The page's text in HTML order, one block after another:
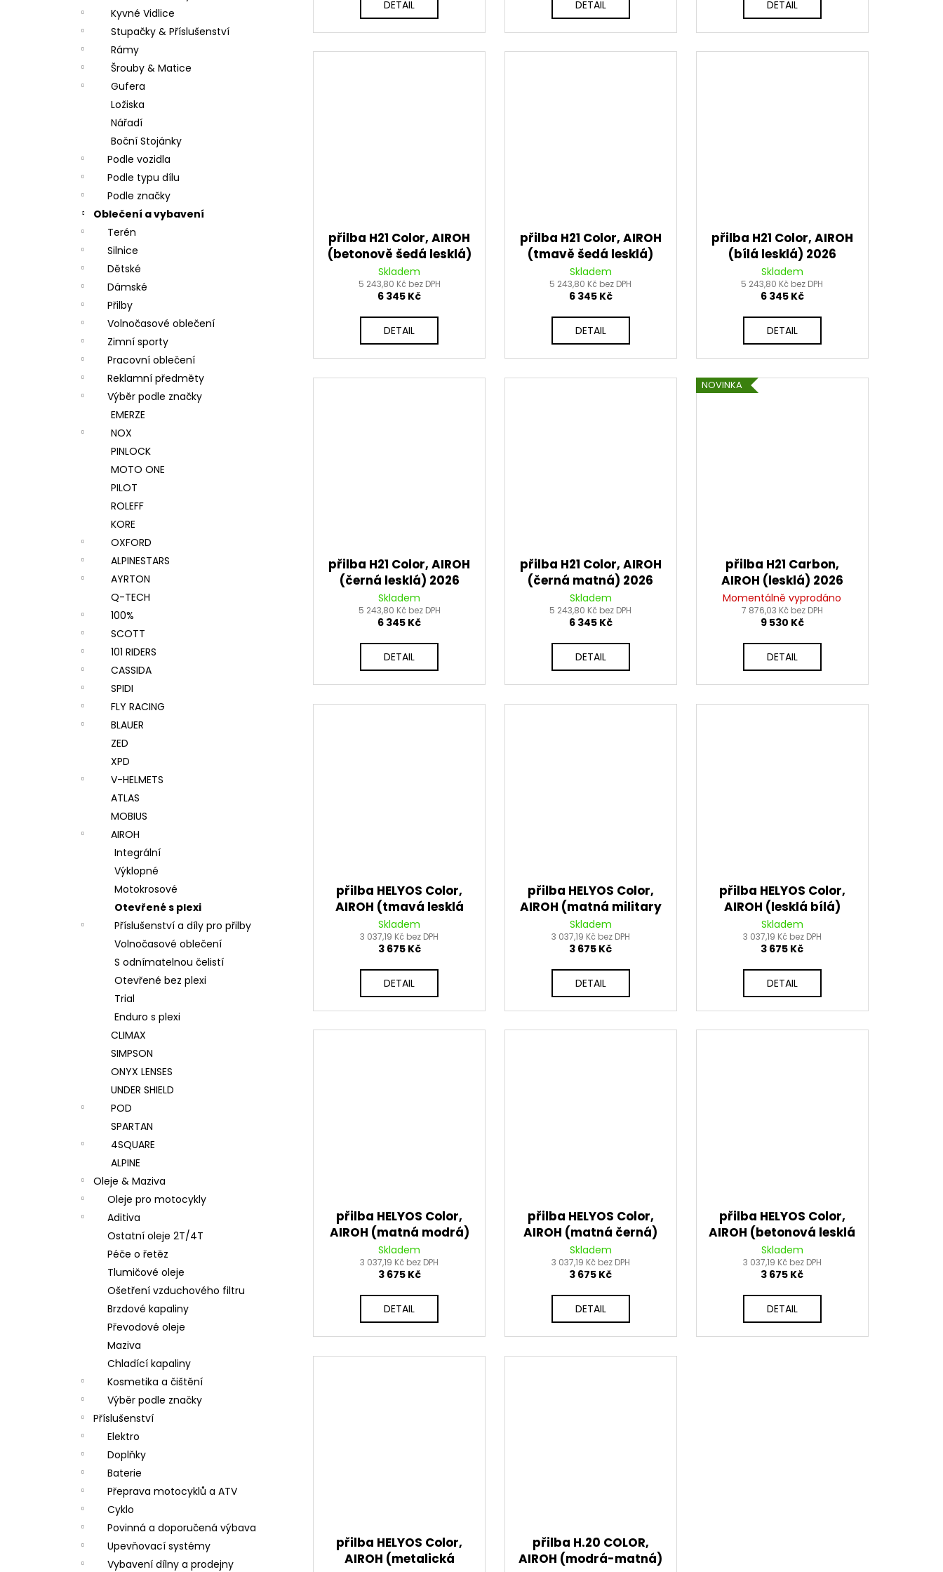
Kyvné Vidlice
Stupačky & Příslušenství
Rámy
Šrouby & Matice
Gufera
Ložiska
Nářadí
Boční Stojánky
Podle vozidla
Podle typu dílu
Podle značky
Oblečení a vybavení
Terén
Silnice
Dětské
Dámské
Přilby
Volnočasové oblečení
Zimní sporty
Pracovní oblečení
Reklamní předměty
Výběr podle značky
EMERZE
NOX
PINLOCK
MOTO ONE
PILOT
ROLEFF
KORE
OXFORD
ALPINESTARS
AYRTON
Q-TECH
100%
SCOTT
101 RIDERS
CASSIDA
SPIDI
FLY RACING
BLAUER
ZED
XPD
V-HELMETS
ATLAS
MOBIUS
AIROH
Integrální
Výklopné
Motokrosové
Otevřené s plexi
Příslušenství a díly pro přilby
Volnočasové oblečení
S odnímatelnou čelistí
Otevřené bez plexi
Trial
Enduro s plexi
CLIMAX
SIMPSON
ONYX LENSES
UNDER SHIELD
POD
SPARTAN
4SQUARE
ALPINE
Oleje & Maziva
Oleje pro motocykly
Aditiva
Ostatní oleje 2T/4T
Péče o řetěz
Tlumičové oleje
Ošetření vzduchového filtru
Brzdové kapaliny
Převodové oleje
Maziva
Chladící kapaliny
Kosmetika a čištění
Výběr podle značky
Příslušenství
Elektro
Doplňky
Baterie
Přeprava motocyklů a ATV
Cyklo
Povinná a doporučená výbava
Upevňovací systémy
Vybavení dílny a prodejny
DETAIL DETAIL DETAIL
přilba H21 Color, AIROH
(betonově šedá lesklá)
2026
Skladem
5 243,80 Kč bez DPH
6 345 Kč
DETAIL
přilba H21 Color, AIROH
(tmavě šedá lesklá)
2026
Skladem
5 243,80 Kč bez DPH
6 345 Kč
DETAIL
přilba H21 Color, AIROH
(bílá lesklá) 2026
Skladem
5 243,80 Kč bez DPH
6 345 Kč
DETAIL
přilba H21 Color, AIROH
(černá lesklá) 2026
Skladem
5 243,80 Kč bez DPH
6 345 Kč
DETAIL
přilba H21 Color, AIROH
(černá matná) 2026
Skladem
5 243,80 Kč bez DPH
6 345 Kč
DETAIL
NOVINKA
přilba H21 Carbon,
AIROH (lesklá) 2026
Momentálně vyprodáno
7 876,03 Kč bez DPH
9 530 Kč
DETAIL
přilba HELYOS Color,
AIROH (tmavá lesklá
šedá) 2026
Skladem
3 037,19 Kč bez DPH
3 675 Kč
DETAIL
přilba HELYOS Color,
AIROH (matná military
zelená) 2026
Skladem
3 037,19 Kč bez DPH
3 675 Kč
DETAIL
přilba HELYOS Color,
AIROH (lesklá bílá)
2026
Skladem
3 037,19 Kč bez DPH
3 675 Kč
DETAIL
přilba HELYOS Color,
AIROH (matná modrá)
2026
Skladem
3 037,19 Kč bez DPH
3 675 Kč
DETAIL
přilba HELYOS Color,
AIROH (matná černá)
2026
Skladem
3 037,19 Kč bez DPH
3 675 Kč
DETAIL
přilba HELYOS Color,
AIROH (betonová lesklá
šedá) 2026
Skladem
3 037,19 Kč bez DPH
3 675 Kč
DETAIL
přilba HELYOS Color,
AIROH (metalická
přilba H.20 COLOR,
AIROH (modrá-matná)